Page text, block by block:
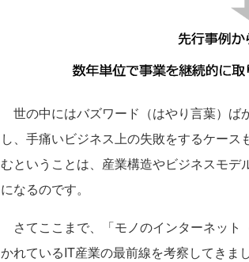
世の中にはバズワード（はやり言葉）ば
し、手痛いビジネス上の失敗をするケー
むということは、産業構造やビジネスモ
になるのです。
さてここまで、「モノのインターネット
かれているIT産業の最前線を考察してきま